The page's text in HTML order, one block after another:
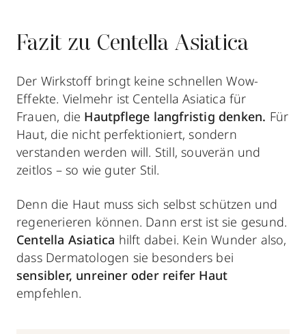
Fazit zu Centella Asiatica
Der Wirkstoff bringt keine schnellen Wow-
Effekte. Vielmehr ist Centella Asiatica für
Frauen, die Hautpflege langfristig denken. Für
Haut, die nicht perfektioniert, sondern
verstanden werden will. Still, souverän und
zeitlos – so wie guter Stil.
Denn die Haut muss sich selbst schützen und
regenerieren können. Dann erst ist sie gesund.
Centella Asiatica hilft dabei. Kein Wunder also,
dass Dermatologen sie besonders bei
sensibler, unreiner oder reifer Haut
empfehlen.